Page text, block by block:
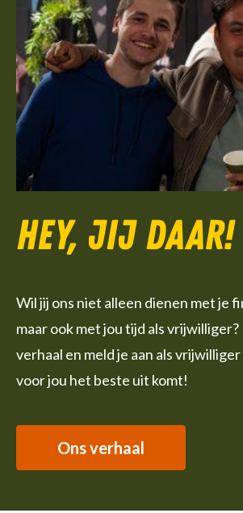
Hey, jij daar!
Wil jij ons niet alleen dienen met je
maar ook met jou tijd als vrijwilliger?
verhaal en meld je aan als
voor jou het beste uit komt!
Ons verhaal